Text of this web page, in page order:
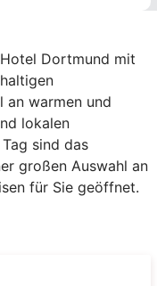
Dortmund mit
an warmen und
lokalen
sind das
großen Auswahl an
für Sie geöffnet.